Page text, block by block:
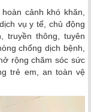
cảnh khó khăn,
vụ y tế, chủ động
truyền thông, tuyên
chống dịch bệnh,
rộng chăm sóc sức
trẻ em, an toàn vệ